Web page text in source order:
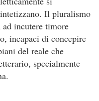
Il pluralismo
incutere timore
incapaci di concepire
del reale che
specialmente